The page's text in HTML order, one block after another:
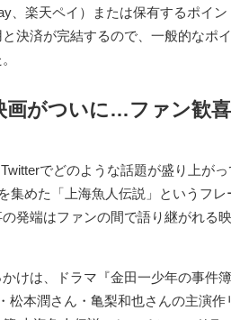
、楽天ペイ）または保有するポイ
決済が完結するので、一般的なポ
画がついに…ファン歓
でどのような話題が盛り上が
集めた「上海魚人伝説」というフ
発端はファンの間で語り継がれる
けは、ドラマ『金田一少年の事件
松本潤さん・亀梨和也さんの主演作